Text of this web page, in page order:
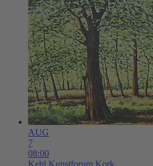
AUG
7
08:00
Kehl Kunstforum Kork